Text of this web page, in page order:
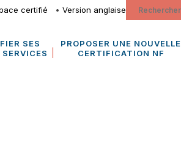
certifié •Version anglaise
SES
PROPOSER UNE NOUVELLE
CERTIFICATION NF